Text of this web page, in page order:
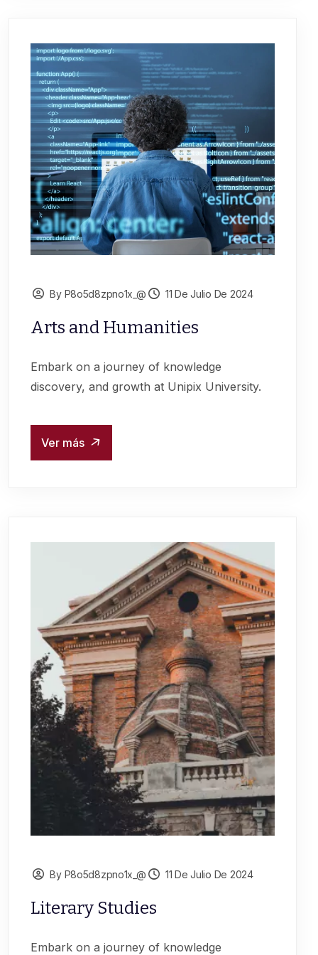
By P8o5d8zpno1x_@ 11 De Julio De 2024
Arts and Humanities
Embark on a journey of knowledge
discovery, and growth at Unipix University.
Ver más
By P8o5d8zpno1x_@ 11 De Julio De 2024
Literary Studies
Embark on a journey of knowledge